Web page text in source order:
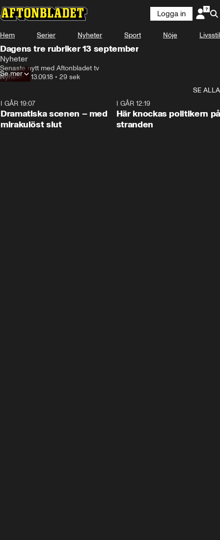
Logga in
Hem Serier Nyheter Sport Nöje Livsstil
Dagens tre rubriker 13 september
Nyheter
Senaste nytt med Aftonbladet tv
Nyheter• 13.09.18 • 29 sek
Se mer
SE ALLA
I GÅR 19:07
Dramatiska scenen – med
mirakulöst slut
I GÅR 12:19
Här knockas politikern på
stranden